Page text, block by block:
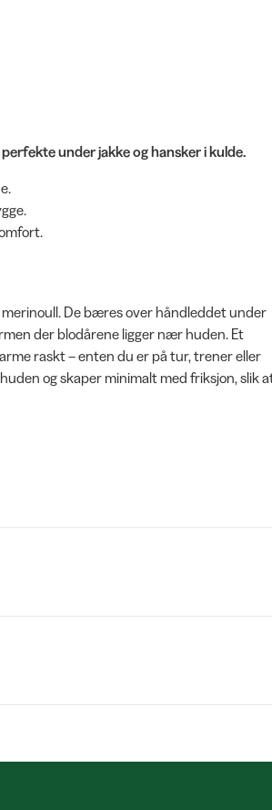
under jakke og hansker i kulde.
De bæres over håndleddet under
der blodårene ligger nær huden. Et
raskt – enten du er på tur, trener eller
og skaper minimalt med friksjon, slik